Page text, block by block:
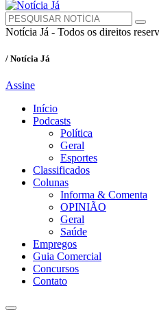
Notícia Já - Todos os direitos
/ Notícia Já
Assine
Início
Podcasts
Política
Geral
Esportes
Classificados
Colunas
Informa & Comenta
OPINIÃO
Geral
Saúde
Empregos
Guia Comercial
Concursos
Contato